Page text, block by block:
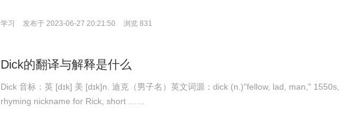
学习 发布于 2023-06-27 20:21:50 浏览 831
Dick的翻译与解释是什么
Dick 音标：英 [dɪk] 美 [dɪk]n. 迪克（男子名）英文词源：dick (n.)"fellow, lad, man," 1550s,
rhyming nickname for Rick, short ……